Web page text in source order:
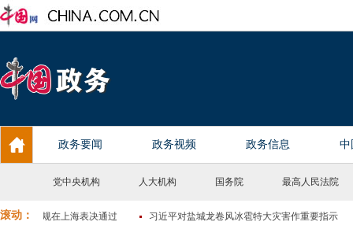
党中央机构 人大机构 国务院 最高人民法院